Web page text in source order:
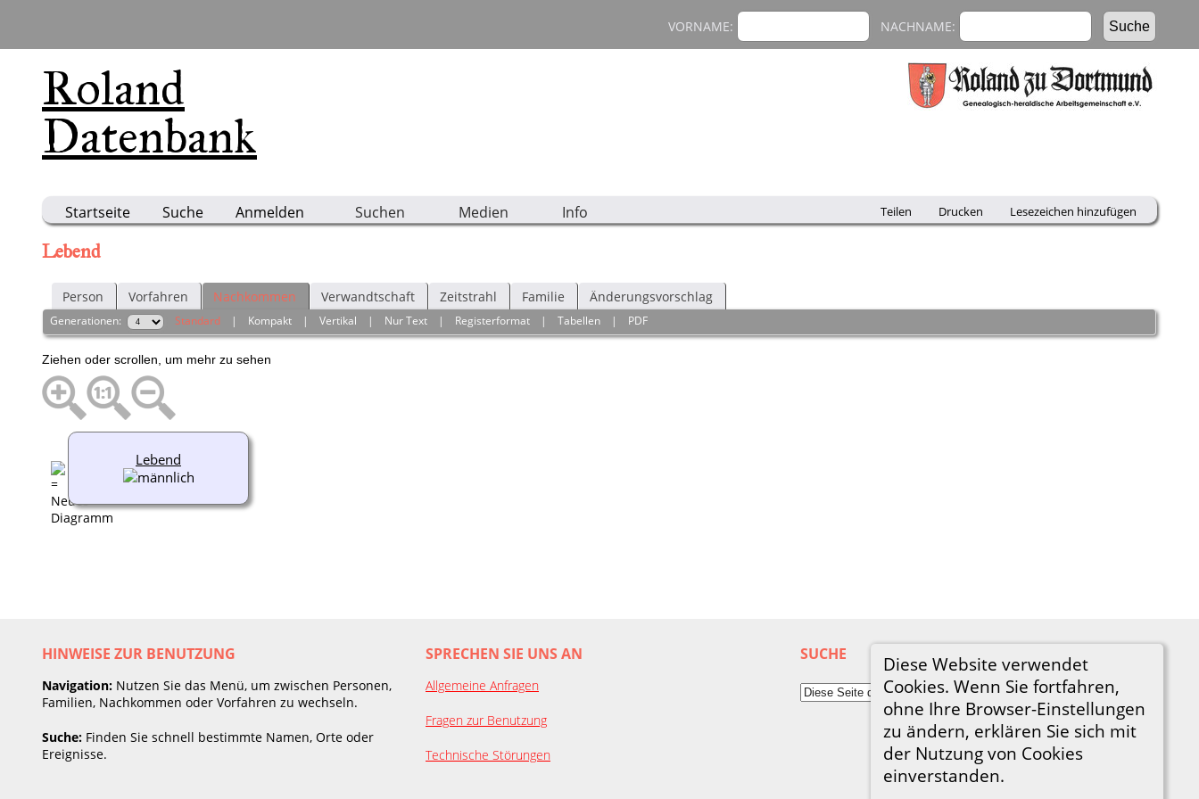
Roland
Datenbank
VORNAME: NACHNAME:
Startseite Suche Anmelden Suchen Medien Info Teilen Drucken Lesezeichen hinzufügen
Diese Website verwendet
Cookies. Wenn Sie fortfahren,
ohne Ihre Browser-Einstellungen
zu ändern, erklären Sie sich mit
der Nutzung von Cookies
einverstanden.
Lebend
Person Vorfahren Nachkommen Verwandtschaft Zeitstrahl Familie Änderungsvorschlag
Generationen: Standard | Kompakt |Vertikal | Nur Text | Registerformat |Tabellen | PDF
Ziehen oder scrollen, um mehr zu sehen
Lebend
HINWEISE ZUR BENUTZUNG
Navigation: Nutzen Sie das Menü, um zwischen Personen,
Familien, Nachkommen oder Vorfahren zu wechseln.
Suche: Finden Sie schnell bestimmte Namen, Orte oder
Ereignisse.
SPRECHEN SIE UNS AN
Allgemeine Anfragen
Fragen zur Benutzung
Technische Störungen
SUCHE